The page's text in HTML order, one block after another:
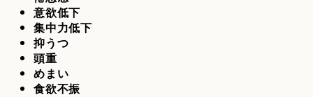
意欲低下
集中力低下
抑うつ
頭重
めまい
食欲不振